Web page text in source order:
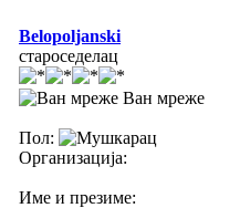
Belopoljanski
староседелац
Ван мреже
Пол:
Организација:
Име и презиме: